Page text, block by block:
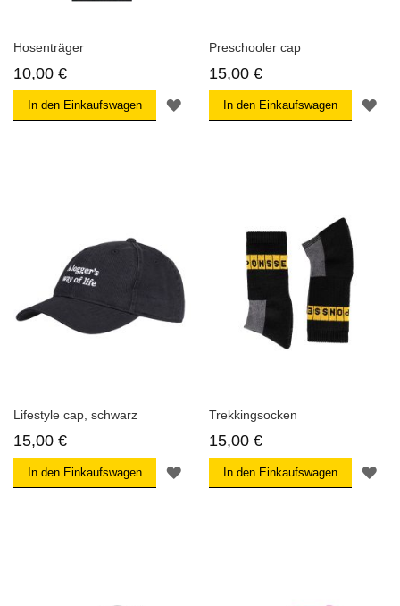
Hosenträger
10,00 €
In den Einkaufswagen
ZUR
WUNSCHLISTE
Preschooler cap
15,00 €
In den Einkaufswagen
Lifestyle cap, schwarz
15,00 €
In den Einkaufswagen
ZUR
WUNSCHLISTE
Trekkingsocken
15,00 €
In den Einkaufswagen